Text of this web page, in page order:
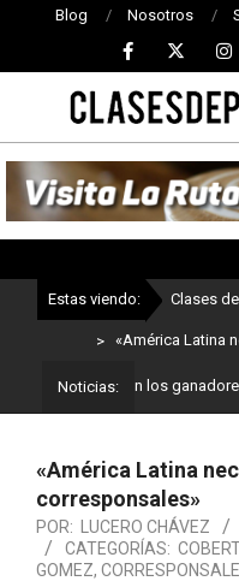
Blog Nosotros
CLASES
DE
Estas viendo: Clases
> «América Latina
Noticias:
Estos son los ganadores
«América Latina
corresponsales»
POR: LUCERO CHÁVEZ
CATEGORÍAS:
GOMEZ,